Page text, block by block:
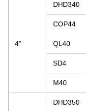
4"
DHD340
COP44
QL40
SD4
M40
DHD350